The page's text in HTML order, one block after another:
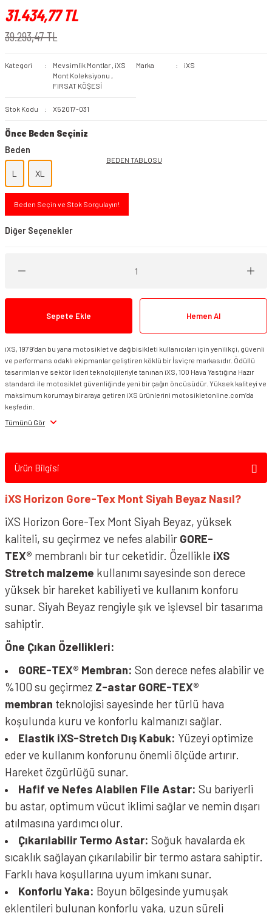
31.434,77 TL
39.293,47 TL
Kategori Mevsimlik Montlar , iXS
Mont Koleksiyonu ,
FIRSAT KÖŞESİ
Marka iXS
Stok Kodu X52017-031
Önce Beden Seçiniz
Beden
L XL
BEDEN TABLOSU
Beden Seçin ve Stok Sorgulayın!
Diğer Seçenekler
iXS Horizon Gore-Tex Mont Siyah
Sepete Ekle Hemen Al
iXS, 1979’dan bu yana motosiklet ve dağ bisikleti kullanıcıları için yenilikçi, güvenli
ve performans odaklı ekipmanlar geliştiren köklü bir İsviçre markasıdır. Ödüllü
tasarımları ve sektör lideri teknolojileriyle tanınan iXS, 100 Hava Yastığına Hazır
standardı ile motosiklet güvenliğinde yeni bir çağın öncüsüdür. Yüksek kaliteyi ve
maksimum korumayı bir araya getiren iXS ürünlerini motosikletonline.com’da
keşfedin.
Tümünü Gör
Ürün Bilgisi
iXS Horizon Gore-Tex Mont Siyah Beyaz Nasıl?
iXS Horizon Gore-Tex Mont Siyah Beyaz, yüksek
kaliteli, su geçirmez ve nefes alabilir GORE-
TEX® membranlı bir tur ceketidir. Özellikle iXS
Stretch malzeme kullanımı sayesinde son derece
yüksek bir hareket kabiliyeti ve kullanım konforu
sunar. Siyah Beyaz rengiyle şık ve işlevsel bir tasarıma
sahiptir.
Öne Çıkan Özellikleri:
GORE-TEX® Membran: Son derece nefes alabilir ve
%100 su geçirmez Z-astar GORE-TEX®
membran teknolojisi sayesinde her türlü hava
koşulunda kuru ve konforlu kalmanızı sağlar.
Elastik iXS-Stretch Dış Kabuk: Yüzeyi optimize
eder ve kullanım konforunu önemli ölçüde artırır.
Hareket özgürlüğü sunar.
Hafif ve Nefes Alabilen File Astar: Su bariyerli
bu astar, optimum vücut iklimi sağlar ve nemin dışarı
atılmasına yardımcı olur.
Çıkarılabilir Termo Astar: Soğuk havalarda ek
sıcaklık sağlayan çıkarılabilir bir termo astara sahiptir.
Farklı hava koşullarına uyum imkanı sunar.
Konforlu Yaka: Boyun bölgesinde yumuşak
eklentileri bulunan konforlu yaka, uzun süreli